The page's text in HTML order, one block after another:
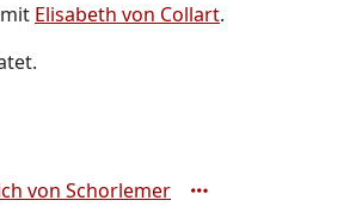
Elisabeth von Collart.
von Schorlemer